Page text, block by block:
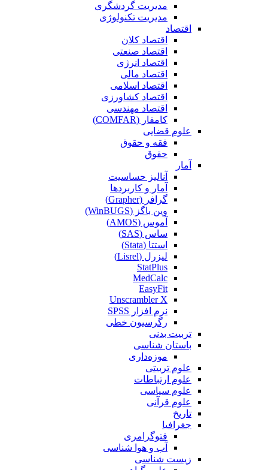
مدیریت گردشگری
مدیریت تکنولوژی
اقتصاد
اقتصاد کلان
اقتصاد صنعتی
اقتصاد انرژی
اقتصاد مالی
اقتصاد اسلامی
اقتصاد کشاورزی
اقتصاد مهندسی
کامفار (COMFAR)
علوم قضایی
فقه و حقوق
حقوق
آمار
آنالیز حساسیت
آمار و کاربردها
گرافر (Grapher)
وین باگز (WinBUGS)
آموس (AMOS)
ساس (SAS)
استتا (Stata)
لیزرل (Lisrel)
StatPlus
MedCalc
EasyFit
Unscrambler X
نرم افزار SPSS
رگرسیون خطی
تربیت بدنی
باستان شناسی
موزه‌داری
علوم تربیتی
علوم ارتباطات
علوم سیاسی
علوم قرآنی
تاریخ
جغرافیا
فتوگرامری
آب و هوا شناسی
زیست شناسی